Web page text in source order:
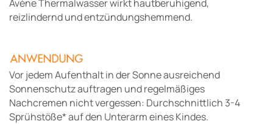
Avène Thermalwasser wirkt hautberuhigend,
reizlindernd und entzündungshemmend.
Vor jedem Aufenthalt in der Sonne ausreichend
Sonnenschutz auftragen und regelmäßiges
Nachcremen nicht vergessen: Durchschnittlich 3-4
Sprühstöße* auf den Unterarm eines Kindes.